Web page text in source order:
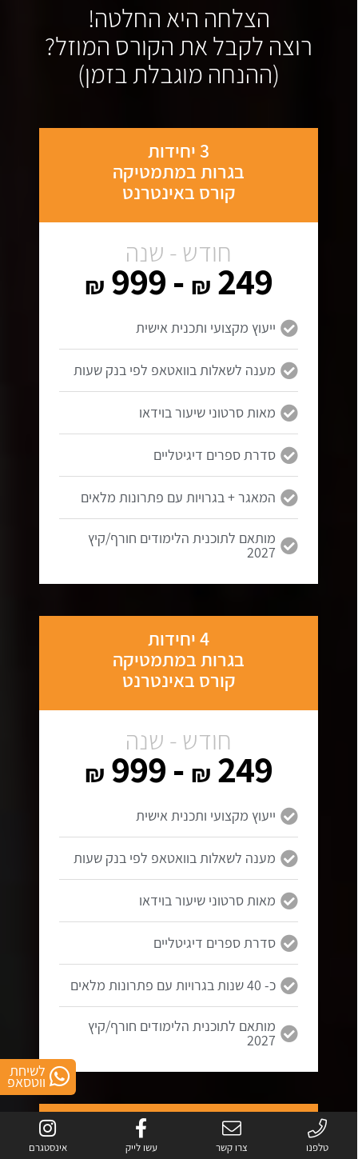
הצלחה היא החלטה!
רוצה לקבל את הקורס המוזל?
(ההנחה מוגבלת בזמן)
3 יחידות
בגרות במתמטיקה
קורס באינטרנט
חודש - שנה
249
₪
- 999
₪
ייעוץ מקצועי ותכנית אישית
מענה לשאלות בוואטאפ לפי בנק שעות
מאות סרטוני שיעור בוידאו
סדרת ספרים דיגיטליים
המאגר + בגרויות עם פתרונות מלאים
מותאם לתוכנית הלימודים חורף/קיץ
2027
4 יחידות
בגרות במתמטיקה
קורס באינטרנט
חודש - שנה
249
₪
- 999
₪
ייעוץ מקצועי ותכנית אישית
מענה לשאלות בוואטאפ לפי בנק שעות
מאות סרטוני שיעור בוידאו
סדרת ספרים דיגיטליים
כ- 40 שנות בגרויות עם פתרונות מלאים
מותאם לתוכנית הלימודים חורף/קיץ
2027
בגרות במתמטיקה
לשיחת
ווטסאפ
טלפנו צרו קשר עשו לייק אינסטגרם